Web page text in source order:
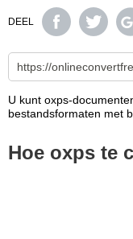
DEEL
U kunt oxps-
bestandsformaten met
Hoe oxps te